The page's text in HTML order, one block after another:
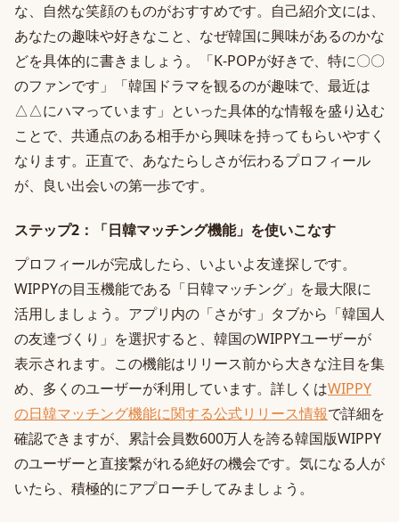
な、自然な笑顔のものがおすすめです。自己紹介文には、
あなたの趣味や好きなこと、なぜ韓国に興味があるのかな
どを具体的に書きましょう。「K-POPが好きで、特に〇〇
のファンです」「韓国ドラマを観るのが趣味で、最近は
△△にハマっています」といった具体的な情報を盛り込む
ことで、共通点のある相手から興味を持ってもらいやすく
なります。正直で、あなたらしさが伝わるプロフィール
が、良い出会いの第一歩です。
ステップ2：「日韓マッチング機能」を使いこなす
プロフィールが完成したら、いよいよ友達探しです。
WIPPYの目玉機能である「日韓マッチング」を最大限に
活用しましょう。アプリ内の「さがす」タブから「韓国人
の友達づくり」を選択すると、韓国のWIPPYユーザーが
表示されます。この機能はリリース前から大きな注目を集
め、多くのユーザーが利用しています。詳しくはWIPPY
の日韓マッチング機能に関する公式リリース情報で詳細を
確認できますが、累計会員数600万人を誇る韓国版WIPPY
のユーザーと直接繋がれる絶好の機会です。気になる人が
いたら、積極的にアプローチしてみましょう。